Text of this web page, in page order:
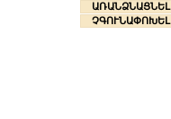
ԱՌԱՆՁՆԱՑՆԵԼ
ՉԳՈՒՆԱՓՈԽԵԼ